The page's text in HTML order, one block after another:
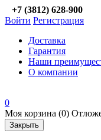
+7 (3812) 628-900
Войти Регистрация
Доставка
Гарантия
Наши
О компании
0
Моя корзина (0)
Закрыть